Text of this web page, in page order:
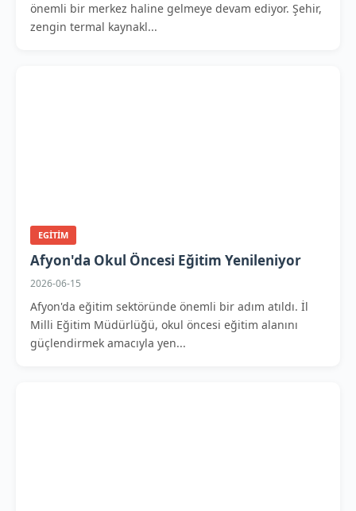
önemli bir merkez haline gelmeye devam ediyor. Şehir,
zengin termal kaynakl...
EGITIM
Afyon'da Okul Öncesi Eğitim Yenileniyor
2026-06-15
Afyon'da eğitim sektöründe önemli bir adım atıldı. İl
Milli Eğitim Müdürlüğü, okul öncesi eğitim alanını
güçlendirmek amacıyla yen...